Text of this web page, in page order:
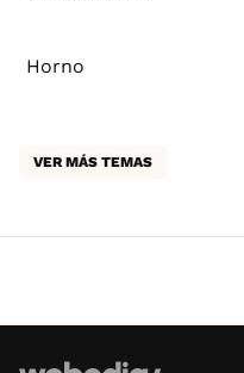
Horno
VER MÁS TEMAS